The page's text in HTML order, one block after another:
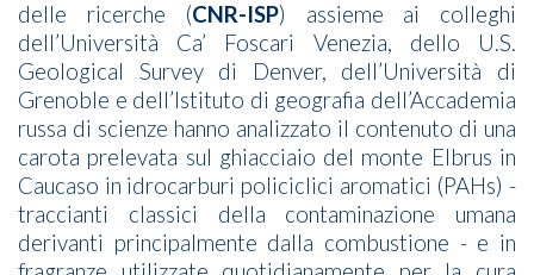
delle ricerche (CNR-ISP) assieme ai colleghi
dell’Università Ca’ Foscari Venezia, dello U.S.
Geological Survey di Denver, dell’Università di
Grenoble e dell’Istituto di geografia dell’Accademia
russa di scienze hanno analizzato il contenuto di una
carota prelevata sul ghiacciaio del monte Elbrus in
Caucaso in idrocarburi policiclici aromatici (PAHs) -
traccianti classici della contaminazione umana
derivanti principalmente dalla combustione - e in